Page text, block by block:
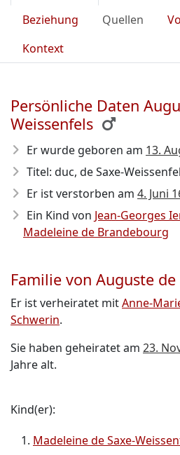
Beziehung
Quellen
Kontext
Persönliche Daten
Weissenfels
Er wurde geboren am 13.
Titel: duc, de Saxe-
Er ist verstorben am 4. Juni
Ein Kind von Jean-Georges
Madeleine de Brandebourg
Familie von Auguste de
Er ist verheiratet mitAnne-
Schwerin.
Sie haben geheiratet am 23.
Jahre alt.
Kind(er):
Madeleine de Saxe-